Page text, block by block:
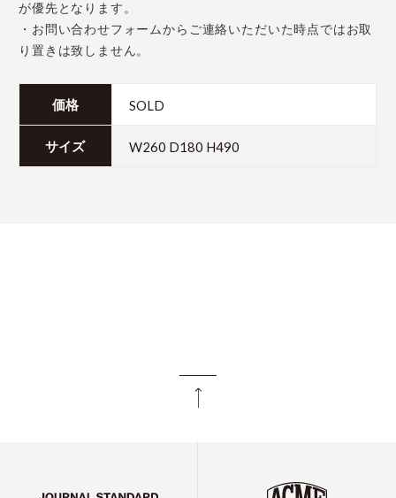
が優先となります。
・お問い合わせフォームからご連絡いただいた時点ではお取
り置きは致しません。
価格 SOLD
サイズ W260 D180 H490